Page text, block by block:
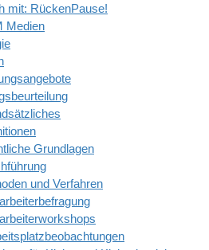
mit: RückenPause!
Medien
Grundlagen
und Verfahren